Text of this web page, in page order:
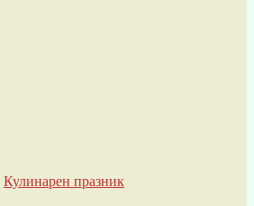
Кулинарен празник